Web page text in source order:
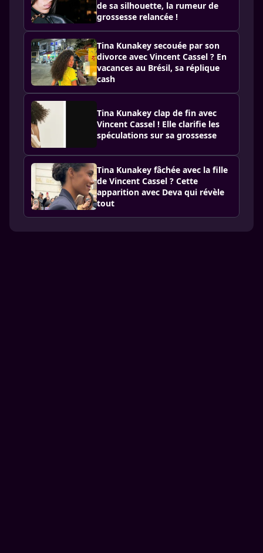
de sa silhouette, la rumeur de
grossesse relancée !
Tina Kunakey secouée par son
divorce avec Vincent Cassel ? En
vacances au Brésil, sa réplique
cash
Tina Kunakey clap de fin avec
Vincent Cassel ! Elle clarifie les
spéculations sur sa grossesse
Tina Kunakey fâchée avec la fille
de Vincent Cassel ? Cette
apparition avec Deva qui révèle
tout